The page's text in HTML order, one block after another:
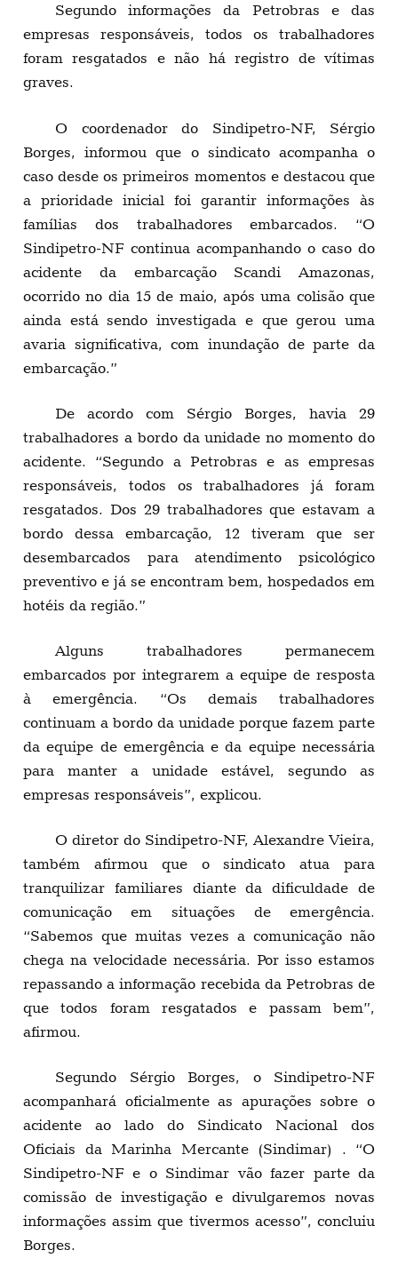
Segundo informações da Petrobras e das
empresas responsáveis, todos os trabalhadores
foram resgatados e não há registro de vítimas
graves.
O coordenador do Sindipetro-NF, Sérgio
Borges, informou que o sindicato acompanha o
caso desde os primeiros momentos e destacou que
a prioridade inicial foi garantir informações às
famílias dos trabalhadores embarcados. “O
Sindipetro-NF continua acompanhando o caso do
acidente da embarcação Scandi Amazonas,
ocorrido no dia 15 de maio, após uma colisão que
ainda está sendo investigada e que gerou uma
avaria significativa, com inundação de parte da
embarcação.”
De acordo com Sérgio Borges, havia 29
trabalhadores a bordo da unidade no momento do
acidente. “Segundo a Petrobras e as empresas
responsáveis, todos os trabalhadores já foram
resgatados. Dos 29 trabalhadores que estavam a
bordo dessa embarcação, 12 tiveram que ser
desembarcados para atendimento psicológico
preventivo e já se encontram bem, hospedados em
hotéis da região.”
Alguns trabalhadores permanecem
embarcados por integrarem a equipe de resposta
à emergência. “Os demais trabalhadores
continuam a bordo da unidade porque fazem parte
da equipe de emergência e da equipe necessária
para manter a unidade estável, segundo as
empresas responsáveis”, explicou.
O diretor do Sindipetro-NF, Alexandre Vieira,
também afirmou que o sindicato atua para
tranquilizar familiares diante da dificuldade de
comunicação em situações de emergência.
“Sabemos que muitas vezes a comunicação não
chega na velocidade necessária. Por isso estamos
repassando a informação recebida da Petrobras de
que todos foram resgatados e passam bem”,
afirmou.
Segundo Sérgio Borges, o Sindipetro-NF
acompanhará oficialmente as apurações sobre o
acidente ao lado do Sindicato Nacional dos
Oficiais da Marinha Mercante (Sindimar) . “O
Sindipetro-NF e o Sindimar vão fazer parte da
comissão de investigação e divulgaremos novas
informações assim que tivermos acesso”, concluiu
Borges.